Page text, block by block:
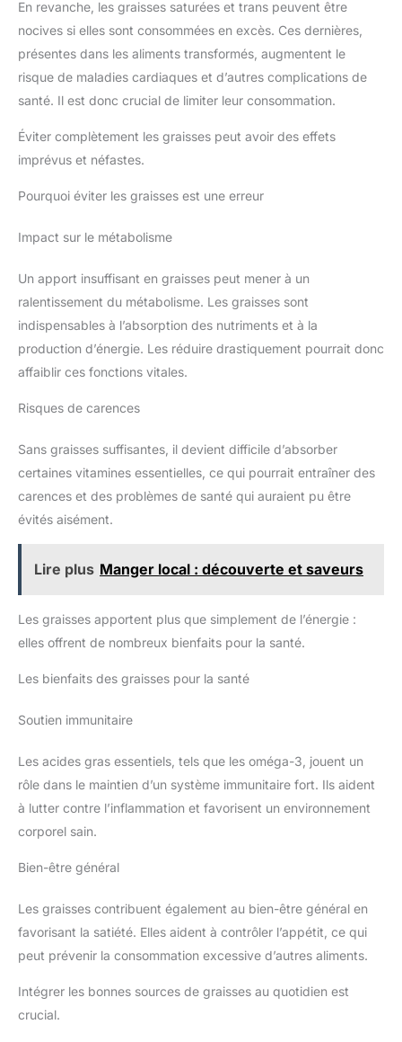
En revanche, les graisses saturées et trans peuvent être
nocives si elles sont consommées en excès. Ces dernières,
présentes dans les aliments transformés, augmentent le
risque de maladies cardiaques et d’autres complications de
santé. Il est donc crucial de limiter leur consommation.
Éviter complètement les graisses peut avoir des effets
imprévus et néfastes.
Pourquoi éviter les graisses est une erreur
Impact sur le métabolisme
Un apport insuffisant en graisses peut mener à un
ralentissement du métabolisme. Les graisses sont
indispensables à l’absorption des nutriments et à la
production d’énergie. Les réduire drastiquement pourrait donc
affaiblir ces fonctions vitales.
Risques de carences
Sans graisses suffisantes, il devient difficile d’absorber
certaines vitamines essentielles, ce qui pourrait entraîner des
carences et des problèmes de santé qui auraient pu être
évités aisément.
Lire plus Manger local : découverte et saveurs
Les graisses apportent plus que simplement de l’énergie :
elles offrent de nombreux bienfaits pour la santé.
Les bienfaits des graisses pour la santé
Soutien immunitaire
Les acides gras essentiels, tels que les oméga-3, jouent un
rôle dans le maintien d’un système immunitaire fort. Ils aident
à lutter contre l’inflammation et favorisent un environnement
corporel sain.
Bien-être général
Les graisses contribuent également au bien-être général en
favorisant la satiété. Elles aident à contrôler l’appétit, ce qui
peut prévenir la consommation excessive d’autres aliments.
Intégrer les bonnes sources de graisses au quotidien est
crucial.